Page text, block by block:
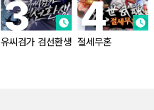
유씨검가 검선환생 절세무혼